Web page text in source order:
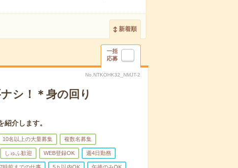
新着順
一括
応募
No.NTKOHK32_NMJT-2
シ！＊身の回り
介します。
10名以上の大量募集 複数名募集
しゅふ歓迎 WEB登録OK 週4日勤務